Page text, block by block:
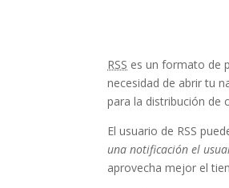
RSS es un formato de
necesidad de abrir tu
para la distribución de
El usuario de RSS
una notificación el
aprovecha mejor el